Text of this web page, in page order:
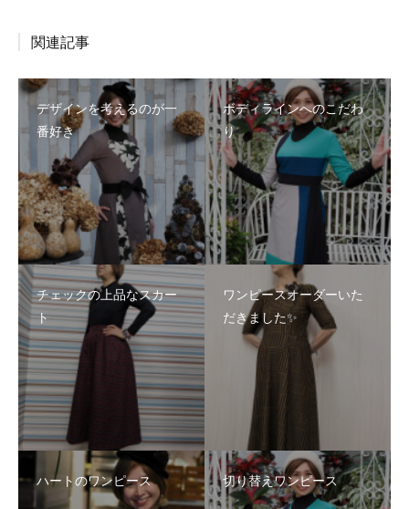
関連記事
デザインを考えるのが一
番好き
ボディラインへのこだわ
り
チェックの上品なスカー
ト
ワンピースオーダーいた
だきました✨
ハートのワンピース 切り替えワンピース